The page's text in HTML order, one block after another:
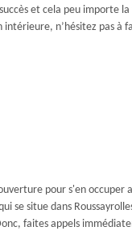
et cela peu importe
n’hésitez pas à
pour s'en occuper
se situe dans
faites appels